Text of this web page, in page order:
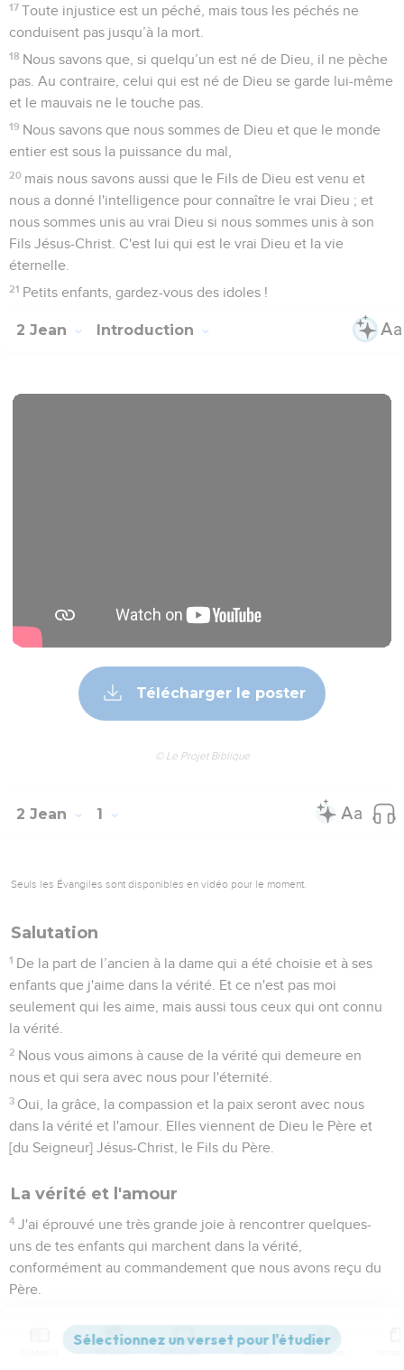
17 Toute injustice est un péché, mais tous les péchés ne
conduisent pas jusqu’à la mort.
18 Nous savons que, si quelqu’un est né de Dieu, il ne pèche
pas. Au contraire, celui qui est né de Dieu se garde lui-même
et le mauvais ne le touche pas.
19 Nous savons que nous sommes de Dieu et que le monde
entier est sous la puissance du mal,
20 mais nous savons aussi que le Fils de Dieu est venu et
nous a donné l'intelligence pour connaître le vrai Dieu ; et
nous sommes unis au vrai Dieu si nous sommes unis à son
Fils Jésus-Christ. C'est lui qui est le vrai Dieu et la vie
éternelle.
21 Petits enfants, gardez-vous des idoles !
2 Jean Introduction
Télécharger le poster
© Le Projet Biblique
2 Jean 1
Seuls les Évangiles sont disponibles en vidéo pour le moment.
Salutation
1 De la part de l’ancien à la dame qui a été choisie et à ses
enfants que j'aime dans la vérité. Et ce n'est pas moi
seulement qui les aime, mais aussi tous ceux qui ont connu
la vérité.
2 Nous vous aimons à cause de la vérité qui demeure en
nous et qui sera avec nous pour l'éternité.
3 Oui, la grâce, la compassion et la paix seront avec nous
dans la vérité et l'amour. Elles viennent de Dieu le Père et
[du Seigneur] Jésus-Christ, le Fils du Père.
La vérité et l'amour
4 J'ai éprouvé une très grande joie à rencontrer quelques-
uns de tes enfants qui marchent dans la vérité,
conformément au commandement que nous avons reçu du
Père.
c'est que nous nous aimions les uns les autres. Ce n’est pas
Versions Commentaires Strong